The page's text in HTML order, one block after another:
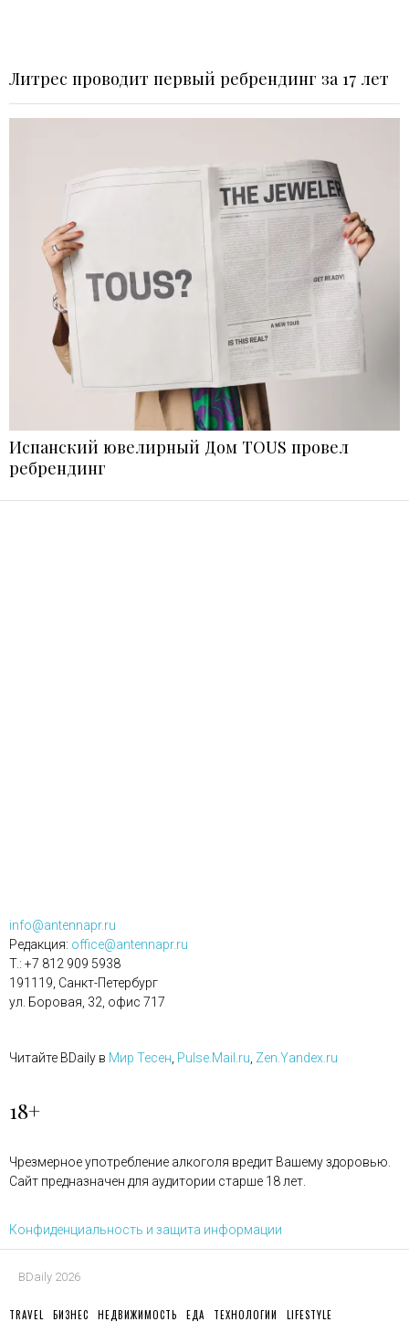
Литрес проводит первый ребрендинг за 17 лет
Испанский ювелирный Дом TOUS провел
ребрендинг
info@antennapr.ru
Редакция: office@antennapr.ru
T.: +7 812 909 5938
191119, Санкт-Петербург
ул. Боровая, 32, офис 717
Читайте BDaily в Мир Тесен, Pulse.Mail.ru, Zen.Yandex.ru
18+
Чрезмерное употребление алкоголя вредит Вашему здоровью.
Сайт предназначен для аудитории старше 18 лет.
Конфиденциальность и защита информации
BDaily 2026
TRAVEL БИЗНЕС НЕДВИЖИМОСТЬ ЕДА ТЕХНОЛОГИИ LIFESTYLE